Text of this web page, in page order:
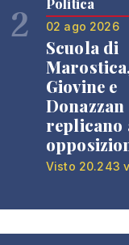
2 Politica
02 ago 2026
Scuola di
Giovine e
Donazzan
replicano
Visto 20.243